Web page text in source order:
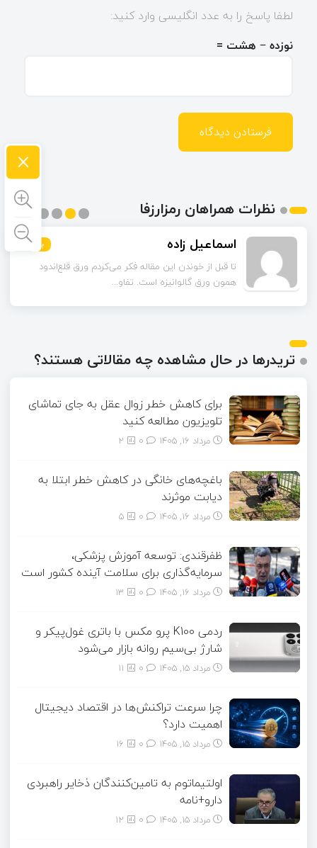
لطفا پاسخ را به عدد انگلیسی وارد کنید:
نوزده − هشت =
نظرات همراهان رمزارزفا
بیشتر اسماعیل زاده بیشتر
تا قبل از خوندن این مقاله فکر می‌کردم ورق قلع‌اندود
همون ورق گالوانیزه است. تفاو...
بیشتر
بیشتر
بیشتر
بیشتر
تریدرها در حال مشاهده چه مقالاتی هستند؟
برای کاهش خطر زوال عقل به جای تماشای
تلویزیون مطالعه کنید
مرداد ۱۶, ۱۴۰۵ 2
باغچه‌های خانگی در کاهش خطر ابتلا به
دیابت موثرند
مرداد ۱۶, ۱۴۰۵ 5
ظفرقندی: توسعه آموزش پزشکی،
سرمایه‌گذاری برای سلامت آینده کشور است
مرداد ۱۶, ۱۴۰۵ 13
ردمی K100 پرو مکس با باتری غول‌پیکر و
شارژ بی‌سیم روانه بازار می‌شود
مرداد ۱۵, ۱۴۰۵ 11
چرا سرعت تراکنش‌ها در اقتصاد دیجیتال
اهمیت دارد؟
مرداد ۱۵, ۱۴۰۵ 16
اولتیماتوم به تامین‌کنندگان ذخایر راهبردی
دارو+نامه
مرداد ۱۵, ۱۴۰۵ 12
×